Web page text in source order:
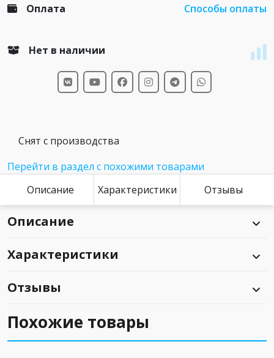
Оплата Способы оплаты
Нет в наличии
Снят с производства
Перейти в раздел с похожими товарами
Описание
Характеристики Отзывы
Описание
Характеристики
Отзывы
Похожие товары